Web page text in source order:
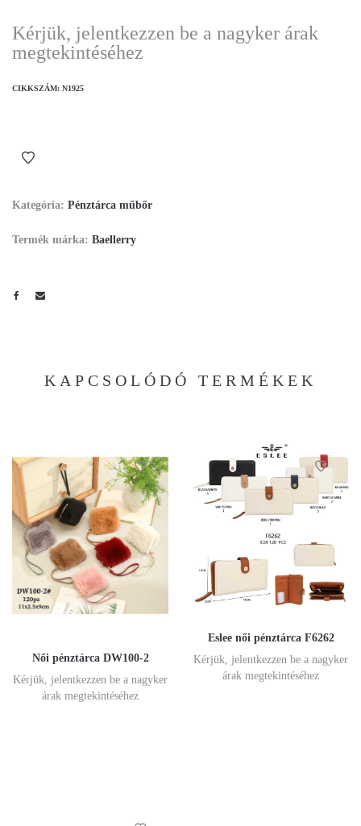
Kérjük, jelentkezzen be a nagyker árak
megtekintéséhez
CIKKSZÁM: N1925
Kategória: Pénztárca műbőr
Termék márka: Baellerry
KAPCSOLÓDÓ TERMÉKEK
Női pénztárca DW100-2
Kérjük, jelentkezzen be a nagyker
árak megtekintéséhez
Eslee női pénztárca F6262
Kérjük, jelentkezzen be a nagyker
árak megtekintéséhez